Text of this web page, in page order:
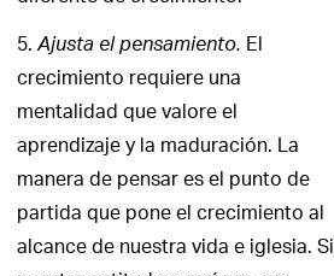
5.Ajusta el pensamiento.El
crecimiento requiere una
mentalidad que valore el
aprendizaje y la maduración. La
manera de pensar es el punto de
partida que pone el crecimiento al
alcance de nuestra vida e iglesia. Si